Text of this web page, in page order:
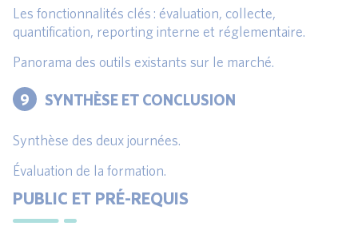
Les fonctionnalités clés : évaluation, collecte,
quantification, reporting interne et réglementaire.
Panorama des outils existants sur le marché.
9 SYNTHÈSE ET CONCLUSION
Synthèse des deux journées.
Évaluation de la formation.
PUBLIC ET PRÉ-REQUIS